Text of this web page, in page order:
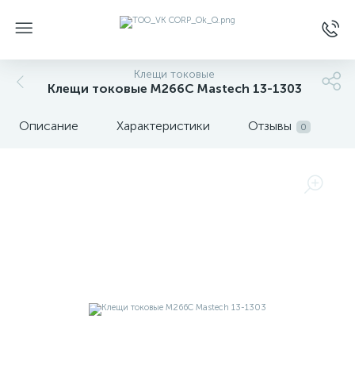
Клещи токовые
Клещи токовые M266C Mastech 13-1303
Описание Характеристики Отзывы 0